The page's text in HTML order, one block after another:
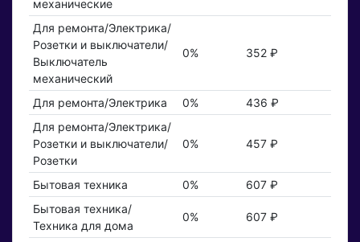
механические
Для ремонта/Электрика/
Розетки и выключатели/
Выключатель
механический
0% 352 ₽
Для ремонта/Электрика 0%
436 ₽
Для ремонта/Электрика/
Розетки и выключатели/
Розетки
0% 457 ₽
Бытовая техника 0%
607 ₽
Бытовая техника/
Техника для дома
0% 607 ₽